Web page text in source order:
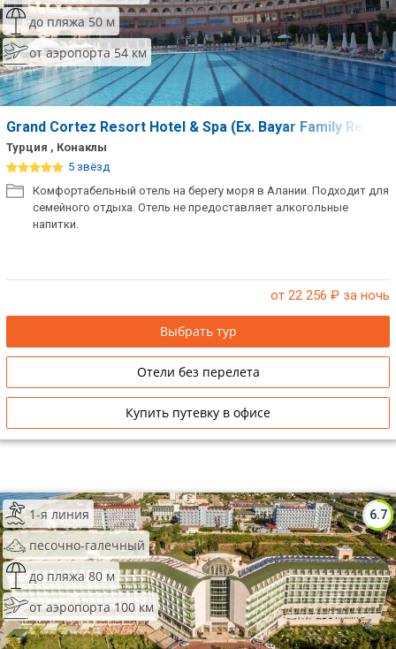
до пляжа 50 м
от аэропорта 54 км
Grand Cortez Resort Hotel & Spa (Ex. Bayar Family
Турция , Конаклы
5 звёзд
Комфортабельный отель на берегу моря в Алании. Подходит для
семейного отдыха. Отель не предоставляет алкогольные
напитки.
от 22 256 ₽ за ночь
Выбрать тур
Отели без перелета
Купить путевку в офисе
6.7
1-я линия
песочно-галечный
до пляжа 80 м
от аэропорта 100 км
Лучшие отели 4* звезды
Недорогие отели 4*
звезды
Лучшие отели 3* звезды
Недорогие отели 3*
звезды
Сетевые отели Турции
Сетевые отели Египта
Сетевые отели Шри Ланки
Сетевые отели Вьетнама
Сетевые отели Бали
Сетевые отели Сейшел
Сетевые отели Маврикия